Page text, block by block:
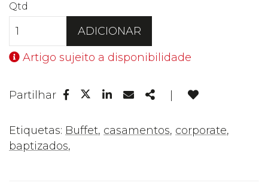
Qtd
ADICIONAR
Artigo sujeito a disponibilidade
Partilhar
FacebookLinkedin
EmailShare
Etiquetas: Buffet, casamentos, corporate,
baptizados,